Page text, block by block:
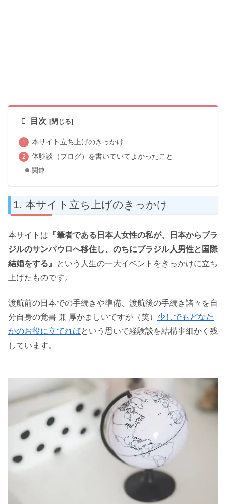
目次
本サイト立ち上げのきっかけ
体験談（ブログ）を書いていてよかったこと
関連
本サイト立ち上げのきっかけ
本サイトは 『筆者である日本人女性の私が、日本からブラ
ジルのサンパウロへ移住し、のちにブラジル人男性と国際
結婚をする』
という人生の一大イベントをきっかけに立ち
上げたものです。
渡航前の日本での手続きや準備、渡航後の手続き諸々を自
分自身の覚書 兼 厚かましいですが（笑） 少しでもどなた
かのお役に立てればという思いで経験談を結構事細かく残
しています。